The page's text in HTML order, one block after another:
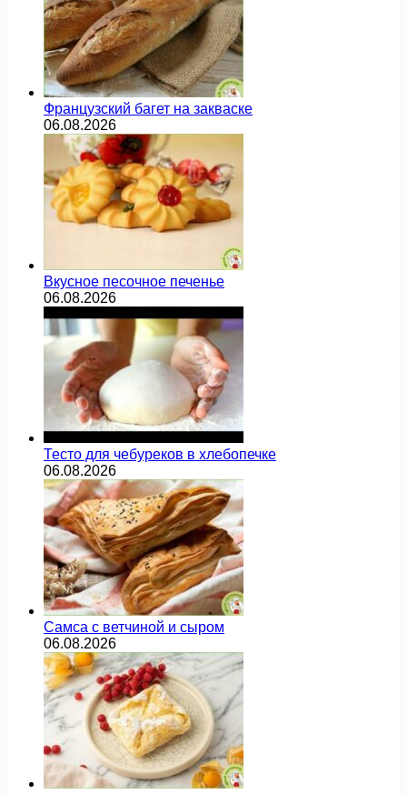
Французский багет на закваске
06.08.2026
Вкусное песочное печенье
06.08.2026
Тесто для чебуреков в хлебопечке
06.08.2026
Самса с ветчиной и сыром
06.08.2026